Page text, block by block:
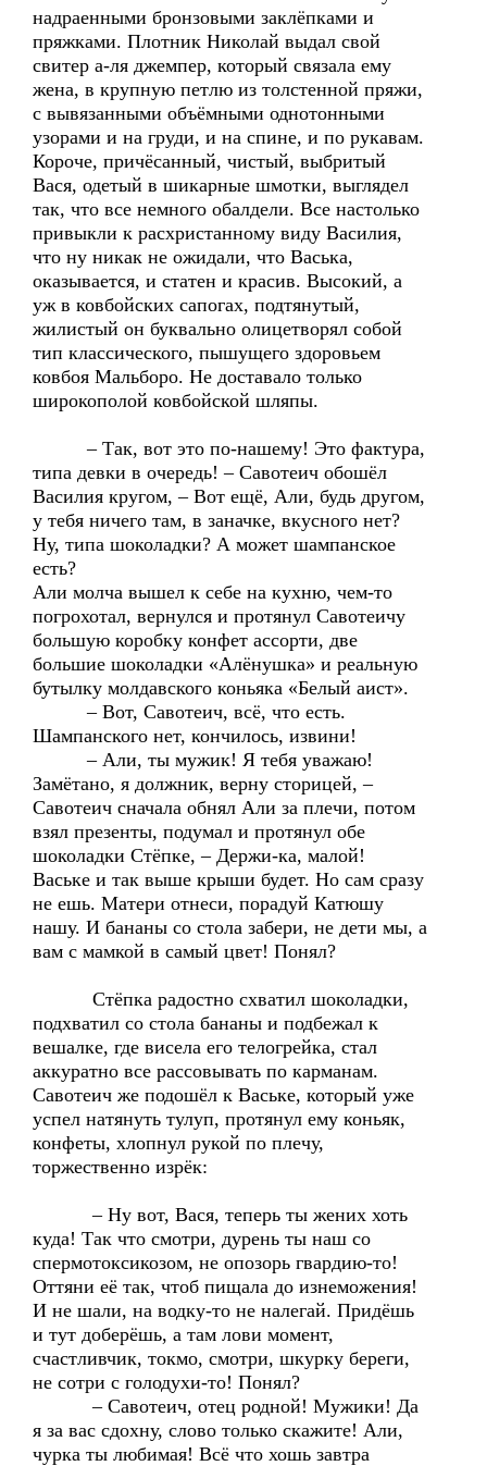
надраенными бронзовыми заклёпками и
пряжками. Плотник Николай выдал свой
свитер а-ля джемпер, который связала ему
жена, в крупную петлю из толстенной пряжи,
с вывязанными объёмными однотонными
узорами и на груди, и на спине, и по рукавам.
Короче, причёсанный, чистый, выбритый
Вася, одетый в шикарные шмотки, выглядел
так, что все немного обалдели. Все настолько
привыкли к расхристанному виду Василия,
что ну никак не ожидали, что Васька,
оказывается, и статен и красив. Высокий, а
уж в ковбойских сапогах, подтянутый,
жилистый он буквально олицетворял собой
тип классического, пышущего здоровьем
ковбоя Мальборо. Не доставало только
широкополой ковбойской шляпы.
– Так, вот это по-нашему! Это фактура,
типа девки в очередь! – Савотеич обошёл
Василия кругом, – Вот ещё, Али, будь другом,
у тебя ничего там, в заначке, вкусного нет?
Ну, типа шоколадки? А может шампанское
есть?
Али молча вышел к себе на кухню, чем-то
погрохотал, вернулся и протянул Савотеичу
большую коробку конфет ассорти, две
большие шоколадки «Алёнушка» и реальную
бутылку молдавского коньяка «Белый аист».
– Вот, Савотеич, всё, что есть.
Шампанского нет, кончилось, извини!
– Али, ты мужик! Я тебя уважаю!
Замётано, я должник, верну сторицей, –
Савотеич сначала обнял Али за плечи, потом
взял презенты, подумал и протянул обе
шоколадки Стёпке, – Держи-ка, малой!
Ваське и так выше крыши будет. Но сам сразу
не ешь. Матери отнеси, порадуй Катюшу
нашу. И бананы со стола забери, не дети мы, а
вам с мамкой в самый цвет! Понял?
Стёпка радостно схватил шоколадки,
подхватил со стола бананы и подбежал к
вешалке, где висела его телогрейка, стал
аккуратно все рассовывать по карманам.
Савотеич же подошёл к Ваське, который уже
успел натянуть тулуп, протянул ему коньяк,
конфеты, хлопнул рукой по плечу,
торжественно изрёк:
– Ну вот, Вася, теперь ты жених хоть
куда! Так что смотри, дурень ты наш со
спермотоксикозом, не опозорь гвардию-то!
Оттяни её так, чтоб пищала до изнеможения!
И не шали, на водку-то не налегай. Придёшь
и тут доберёшь, а там лови момент,
счастливчик, токмо, смотри, шкурку береги,
не сотри с голодухи-то! Понял?
– Савотеич, отец родной! Мужики! Да
я за вас сдохну, слово только скажите! Али,
чурка ты любимая! Всё что хошь завтра